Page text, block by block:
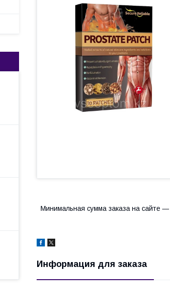
Минимальная сумма заказа на сайте —
Информация для заказа